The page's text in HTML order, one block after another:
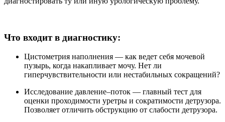
Что входит в диагностику:
Цистометрия наполнения — как ведет себя мочевой
пузырь, когда накапливает мочу. Нет ли
гиперчувствительности или нестабильных сокращений?
Исследование давление–поток — главный тест для
оценки проходимости уретры и сократимости детрузора.
Позволяет отличить обструкцию от слабости детрузора.